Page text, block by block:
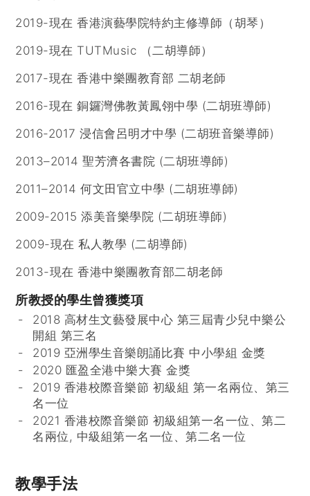
2019-現在 香港演藝學院特約主修導師（胡琴）
2019-現在 TUTMusic （二胡導師）
2017-現在 香港中樂團教育部 二胡老師
2016-現在 銅鑼灣佛教黃鳳翎中學 (二胡班導師)
2016-2017 浸信會呂明才中學 (二胡班音樂導師)
2013–2014 聖芳濟各書院 (二胡班導師)
2011–2014 何文田官立中學 (二胡班導師)
2009-2015 添美音樂學院 (二胡班導師)
2009-現在 私人教學 (二胡導師)
2013-現在 香港中樂團教育部二胡老師
所教授的學生曾獲獎項
2018 高材生文藝發展中心 第三屆青少兒中樂公
開組 第三名
2019 亞洲學生音樂朗誦比賽 中小學組 金獎
2020 匯盈全港中樂大賽 金獎
2019 香港校際音樂節 初級組 第一名兩位、第三
名一位
2021 香港校際音樂節 初級組第一名一位、第二
名兩位, 中級組第一名一位、第二名一位
教學手法